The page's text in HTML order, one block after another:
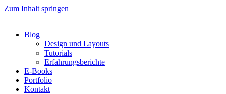
Zum Inhalt springen
Blog
Design und Layouts
Tutorials
Erfahrungsberichte
E-Books
Portfolio
Kontakt